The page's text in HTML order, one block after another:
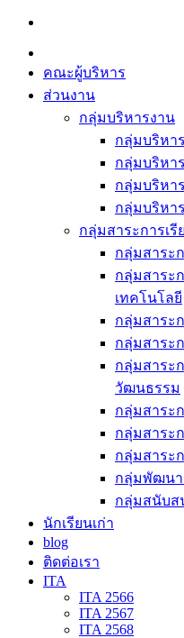
Skip
content
คณะผู้บริหาร
ส่วนงาน
กลุ่มบริหารงาน
กลุ่มบริหา
กลุ่มบริหา
กลุ่มบริหา
กลุ่มบริหา
กลุ่มสาระการเรี
กลุ่มสาระ
กลุ่มสาระ
เทคโนโลยี
กลุ่มสาระ
กลุ่มสาระ
กลุ่มสาระ
วัฒนธรรม
กลุ่มสาระ
กลุ่มสาระ
กลุ่มสาระ
กลุ่มพัฒนา
กลุ่มสนับส
นักเรียนเก่า
blog
ติดต่อเรา
ITA
ITA 2566
ITA 2567
ITA 2568